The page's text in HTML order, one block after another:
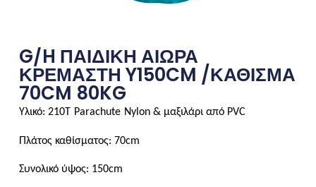
G/H ΠΑΙΔΙΚΗ ΑΙΩΡΑ
ΚΡΕΜΑΣΤΗ Y150CM /ΚΑΘΙΣΜΑ
70CM 80KG
Υλικό: 210T Parachute Nylon& μαξιλάρι από PVC
Πλάτος καθίσματος: 70cm
Συνολικό ύψος: 150cm